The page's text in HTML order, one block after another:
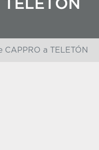
CAPPRO a TELETÓN